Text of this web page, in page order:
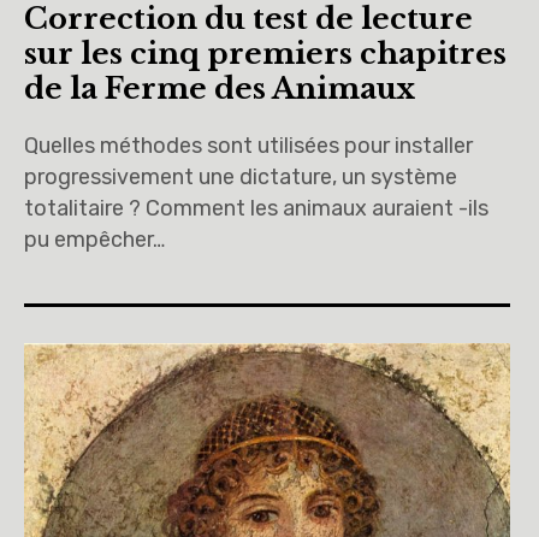
Correction du test de lecture
sur les cinq premiers chapitres
de la Ferme des Animaux
Quelles méthodes sont utilisées pour installer
progressivement une dictature, un système
totalitaire ? Comment les animaux auraient -ils
pu empêcher…